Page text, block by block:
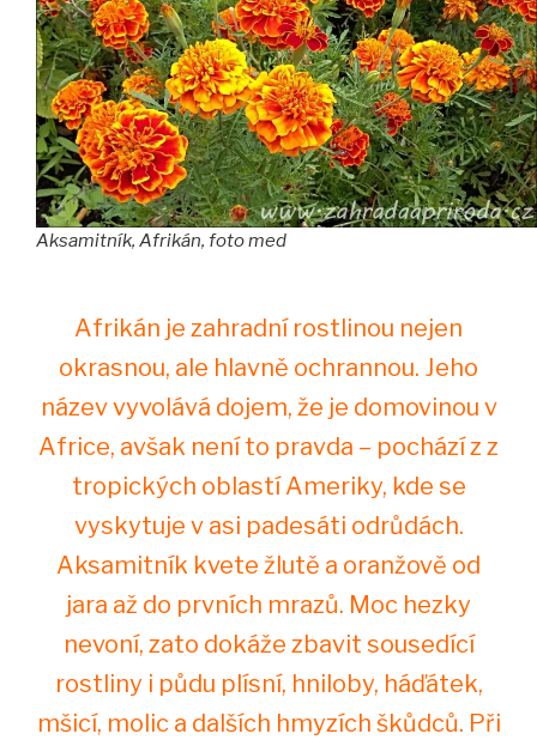
Aksamitník, Afrikán, foto med
Afrikán je zahradní rostlinou nejen
okrasnou, ale hlavně ochrannou. Jeho
název vyvolává dojem, že je domovinou v
Africe, avšak není to pravda – pochází z z
tropických oblastí Ameriky, kde se
vyskytuje v asi padesáti odrůdách.
Aksamitník kvete žlutě a oranžově od
jara až do prvních mrazů. Moc hezky
nevoní, zato dokáže zbavit sousedící
rostliny i půdu plísní, hniloby, háďátek,
mšicí, molic a dalších hmyzích škůdců. Při